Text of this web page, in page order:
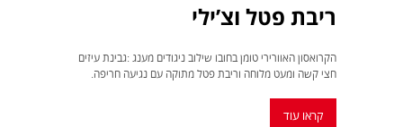
‬ריבת‭ ‬פטל‭ ‬וצ‭’‬ילי‭ ‬
‬חצי‭ ‬קשה‭ ‬ומעט‭ ‬מלוחה‭ ‬וריבת‭ ‬פטל‭ ‬מתוקה‭ ‬עם‭ ‬נגיעה‭ ‬חריפה‭. ‬
קראו עוד